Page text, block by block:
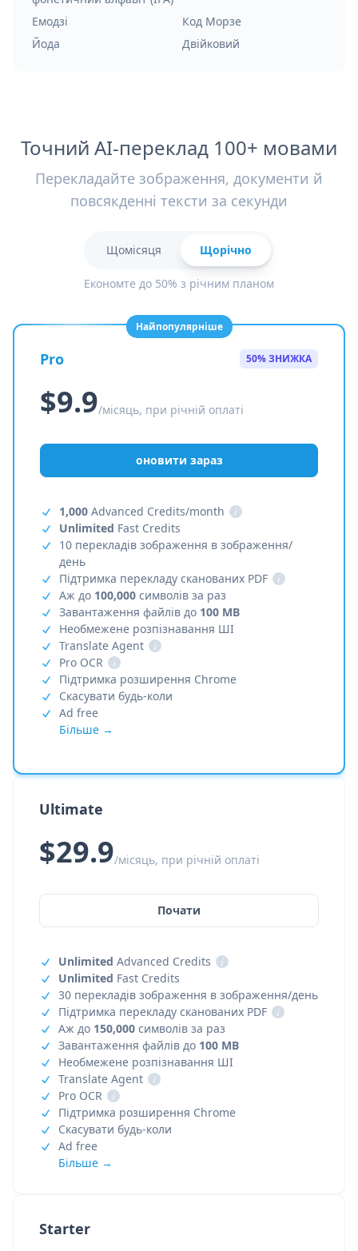
Емодзі
Код Морзе
Йода
Двійковий
Точний AI-переклад 100+ мовами
Перекладайте зображення, документи й
повсякденні тексти за секунди
Щомісяця Щорічно
Економте до 50% з річним планом
Starter
Найпопулярніше
Pro 50% ЗНИЖКА
$9.9/місяць, при річній оплаті
оновити зараз
1,000 Advanced Credits/month
i
Unlimited Fast Credits
10 перекладів зображення в зображення/
день
Підтримка перекладу сканованих PDF
i
Аж до 100,000 символів за раз
Завантаження файлів до 100 MB
Необмежене розпізнавання ШІ
Translate Agent
i
Pro OCR
i
Підтримка розширення Chrome
Скасувати будь-коли
Ad free
Більше →
Ultimate
$29.9/місяць, при річній оплаті
Почати
Unlimited Advanced Credits
i
Unlimited Fast Credits
30 перекладів зображення в зображення/день
Підтримка перекладу сканованих PDF
i
Аж до 150,000 символів за раз
Завантаження файлів до 100 MB
Необмежене розпізнавання ШІ
Translate Agent
i
Pro OCR
i
Підтримка розширення Chrome
Скасувати будь-коли
Ad free
Більше →